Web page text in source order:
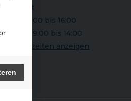
von 09:00 bis 16:00
vob 09:00 bis 14:00
anzeigen